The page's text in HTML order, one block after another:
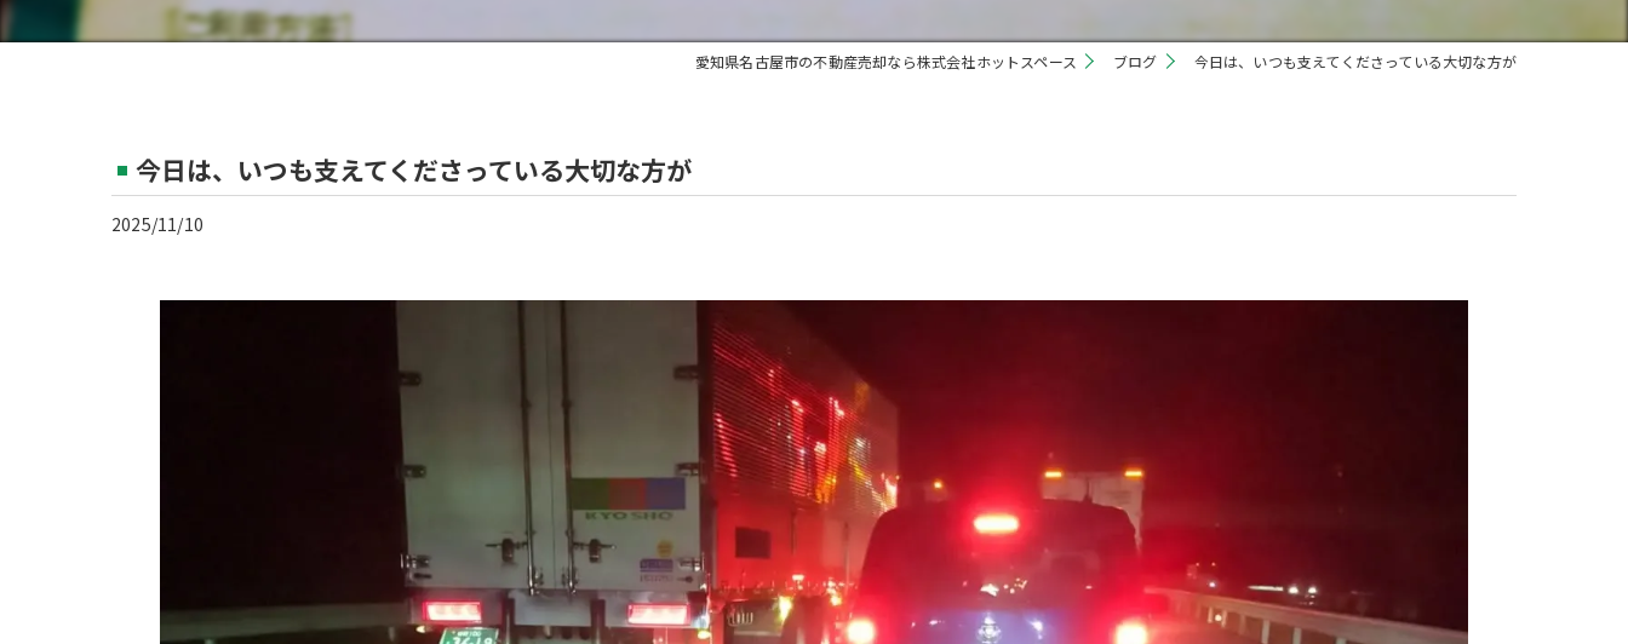
相続
愛知県名古屋市の不動産売却なら株式会社ホットスペース ブログ 今日は、いつも支えてくださっている大切な方が
今日は、いつも支えてくださっている大切な方が
2025/11/10